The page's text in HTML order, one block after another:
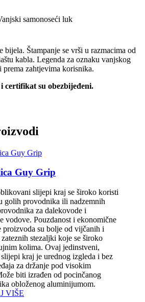
bijela. Štampanje se vrši u razmacima od
kabla. Legenda za oznaku vanjskog
prema zahtjevima korisnika.
certifikat su obezbijeđeni.
Guy Grip
slijepi kraj se široko koristi
golih provodnika ili nadzemnih
za dalekovode i
vodove. Pouzdanost i ekonomične
proizvoda su bolje od vijčanih i
stezaljki koje se široko
kolima. Ovaj jedinstveni,
kraj je urednog izgleda i bez
za držanje pod visokim
biti izrađen od pocinčanog
obloženog aluminijumom.
VIŠE